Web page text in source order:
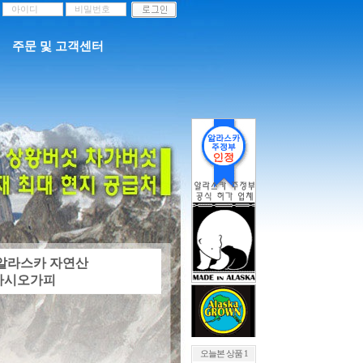
주문 및 고객센터
라스카 자연산
시오가피
오늘본 상품 1